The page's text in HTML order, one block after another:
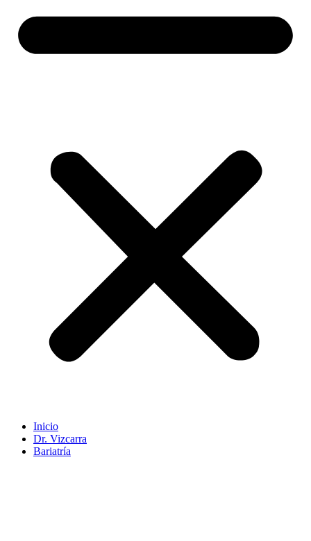
Inicio
Dr. Vizcarra
Bariatría